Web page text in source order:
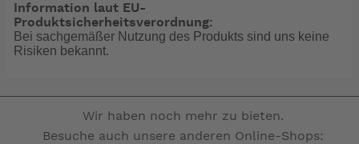
Information laut EU-
Produktsicherheitsverordnung:
Bei sachgemäßer Nutzung des Produkts sind uns keine
Risiken bekannt.
Wir haben noch mehr zu bieten.
Besuche auch unsere anderen Online-Shops: